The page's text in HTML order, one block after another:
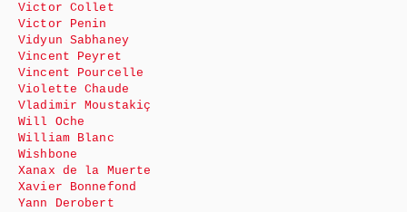
Victor Collet
Victor Penin
Vidyun Sabhaney
Vincent Peyret
Vincent Pourcelle
Violette Chaude
Vladimir Moustakiç
Will Oche
William Blanc
Wishbone
Xanax de la Muerte
Xavier Bonnefond
Yann Derobert